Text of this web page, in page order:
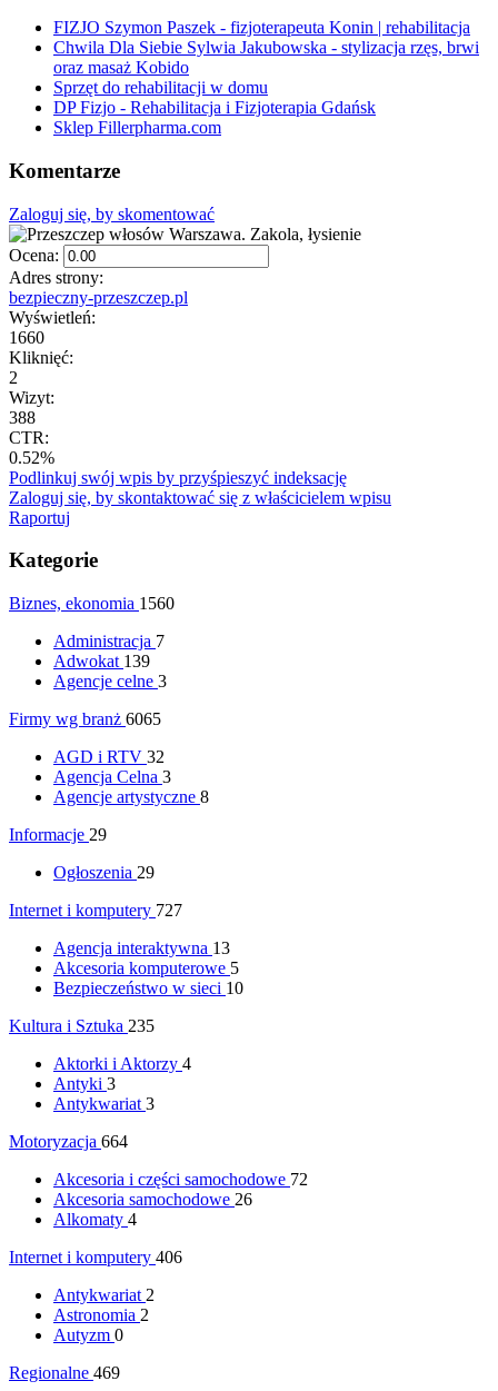
FIZJO Szymon Paszek - fizjoterapeuta Konin | rehabilitacja
Chwila Dla Siebie Sylwia Jakubowska - stylizacja rzęs, brwi
oraz masaż Kobido
Sprzęt do rehabilitacji w domu
DP Fizjo - Rehabilitacja i Fizjoterapia Gdańsk
Sklep Fillerpharma.com
Komentarze
Zaloguj się, by skomentować
Ocena:
Adres strony:
bezpieczny-przeszczep.pl
Wyświetleń:
1660
Kliknięć:
2
Wizyt:
388
CTR:
0.52%
Podlinkuj swój wpis by przyśpieszyć indeksację
Zaloguj się, by skontaktować się z właścicielem wpisu
Raportuj
Kategorie
Biznes, ekonomia 1560
Administracja 7
Adwokat 139
Agencje celne 3
Firmy wg branż 6065
AGD i RTV 32
Agencja Celna 3
Agencje artystyczne 8
Informacje 29
Ogłoszenia 29
Internet i komputery 727
Agencja interaktywna 13
Akcesoria komputerowe 5
Bezpieczeństwo w sieci 10
Kultura i Sztuka 235
Aktorki i Aktorzy 4
Antyki 3
Antykwariat 3
Motoryzacja 664
Akcesoria i części samochodowe 72
Akcesoria samochodowe 26
Alkomaty 4
Internet i komputery 406
Antykwariat 2
Astronomia 2
Autyzm 0
Regionalne 469